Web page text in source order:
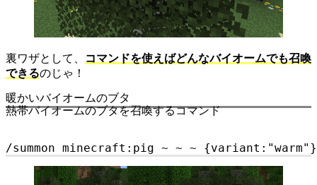
裏ワザとして、
コマンドを使えばどんなバイオームでも召喚
できるのじゃ！
暖かいバイオームのブタ
熱帯バイオームのブタを召喚するコマンド
/summon minecraft:pig ~ ~ ~ {variant:"warm"}